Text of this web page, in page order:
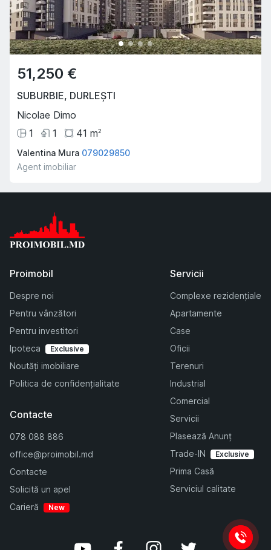
51,250 €
SUBURBIE, DURLEȘTI
Nicolae Dimo
1
1 41 m2
Valentina Mura 079029850
Agent imobiliar
Proimobil
Despre noi
Pentru vânzători
Pentru investitori
Ipoteca
Exclusive
Noutăți imobiliare
Politica de confidențialitate
Servicii
Complexe rezidențiale
Apartamente
Case
Oficii
Terenuri
Industrial
Comercial
Servicii
Plasează Anunț
Trade-IN
Exclusive
Prima Casă
Serviciul calitate
Contacte
078 088 886
office@proimobil.md
Contacte
Solicită un apel
Carieră
New